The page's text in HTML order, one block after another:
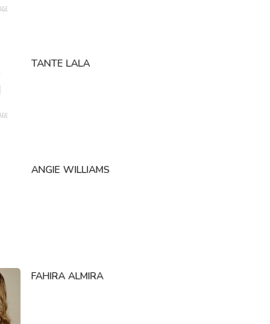
TANTE LALA
ANGIE WILLIAMS
FAHIRA ALMIRA